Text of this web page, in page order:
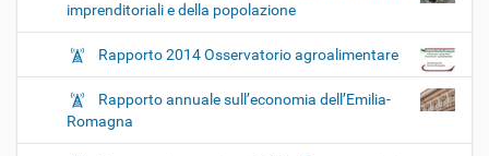
imprenditoriali e della popolazione
Rapporto 2014 Osservatorio agroalimentare
Rapporto annuale sull’economia dell’Emilia-
Romagna